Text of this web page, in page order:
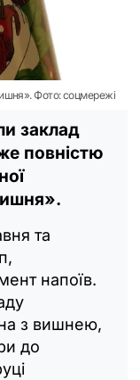
Фото: соцмережі
заклад
повністю
та
напоїв.
з вишнею,
до